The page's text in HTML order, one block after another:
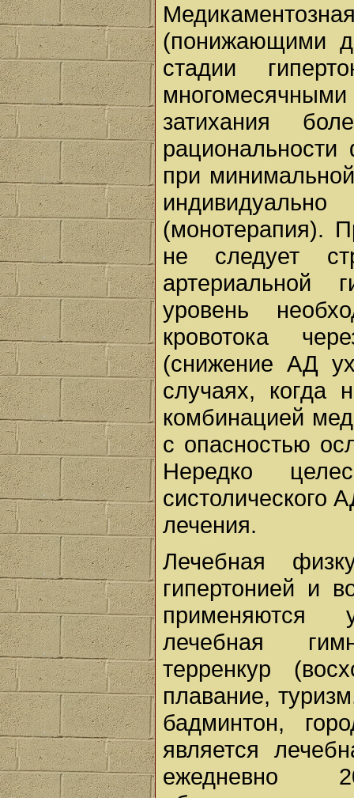
(понижающими
стадии
затихания
при
(монотерапия).
не следует
артериальной
уровень
кровотока
(снижение АД
случаях, когда
комбинацией
с опасностью
Нередко
систолического
лечения.
Лечебная
гипертонией и
применяются
лечебная
терренкур
плавание,
бадминтон,
является
ежедневно